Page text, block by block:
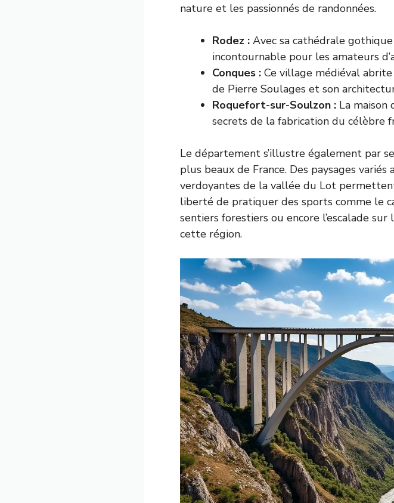
nature et les passionnés de randonnées.
Rodez : Avec sa cathédrale
incontournable pour les amateurs
Conques : Ce village médiéval
de Pierre Soulages et son
Roquefort-sur-Soulzon : La maison
secrets de la fabrication du célèbre
Le département s’illustre également par
plus beaux de France. Des paysages
verdoyantes de la vallée du Lot
liberté de pratiquer des sports comme le
sentiers forestiers ou encore l’escalade
cette région.